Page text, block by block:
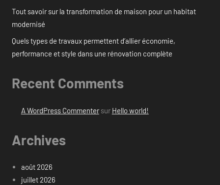
Tout savoir sur la transformation de maison pour un habitat
modernisé
Quels types de travaux permettent d’allier économie,
performance et style dans une rénovation complète
Recent Comments
A WordPress Commentersur Hello world!
Archives
août 2026
juillet 2026